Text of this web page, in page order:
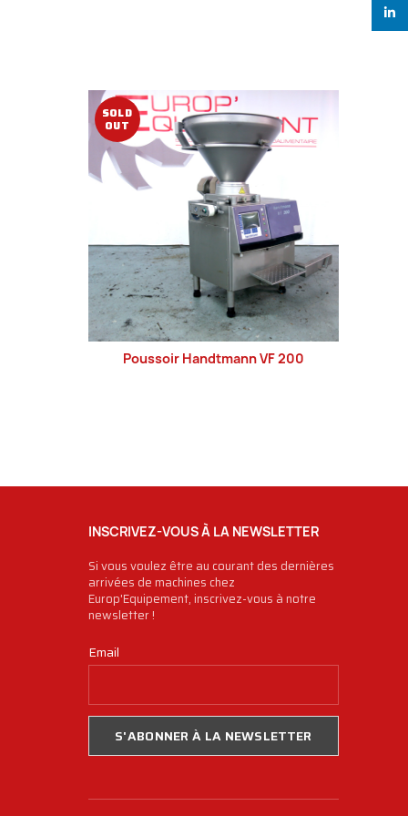
SOLD
OUT
LIRE LA SUITE
Poussoir Handtmann VF 200
INSCRIVEZ-VOUS À LA NEWSLETTER
Si vous voulez être au courant des dernières
arrivées de machines chez
Europ'Equipement, inscrivez-vous à notre
newsletter !
Email